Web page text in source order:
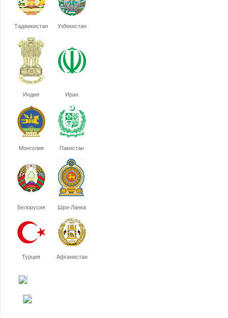
Таджикистан Узбекистан
Индия Иран
Монголия Пакистан
Белорусия Шри-Ланка
Турция Афганистан